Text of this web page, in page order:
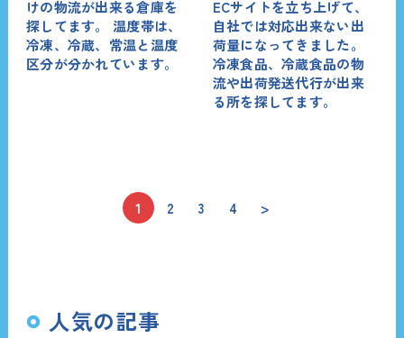
けの物流が出来る倉庫を
探してます。 温度帯は、
冷凍、冷蔵、常温と温度
区分が分かれています。
ECサイトを立ち上げて、
自社では対応出来ない出
荷量になってきました。
冷凍食品、冷蔵食品の物
流や出荷発送代行が出来
る所を探してます。
1 2 3 4 >
人気の記事